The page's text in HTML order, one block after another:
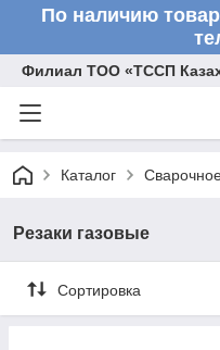
По наличию
Филиал ТОО «ТССП
Каталог
Резаки газовые
Сортировка